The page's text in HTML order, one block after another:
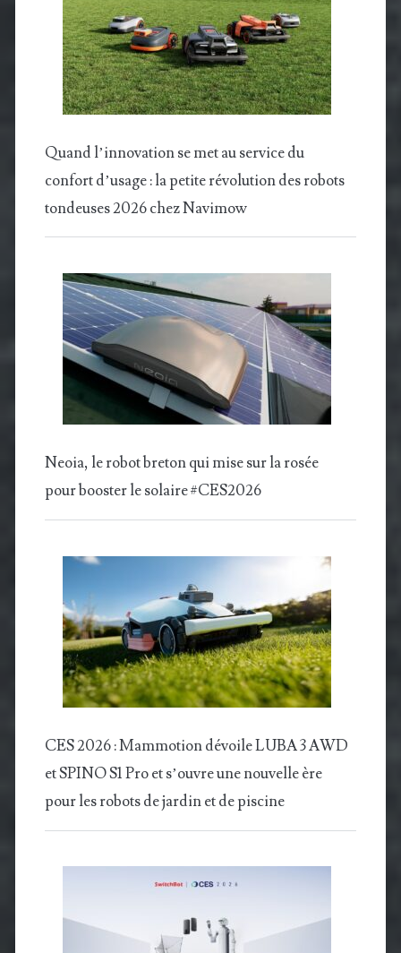
Quand l’innovation se met au service du
confort d’usage : la petite révolution des robots
tondeuses 2026 chez Navimow
Neoia, le robot breton qui mise sur la rosée
pour booster le solaire #CES2026
CES 2026 : Mammotion dévoile LUBA 3 AWD
et SPINO S1 Pro et s’ouvre une nouvelle ère
pour les robots de jardin et de piscine